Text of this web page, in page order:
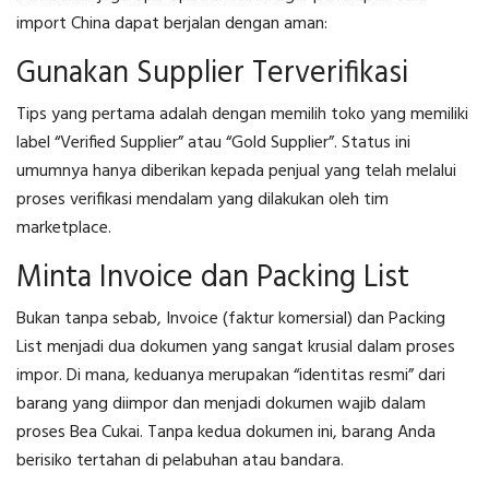
import Chinadapat berjalan dengan aman:
Gunakan Supplier Terverifikasi
Tips yang pertama adalah dengan memilih toko yang memiliki
label “Verified Supplier” atau “Gold Supplier”. Status ini
umumnya hanya diberikan kepada penjual yang telah melalui
proses verifikasi mendalam yang dilakukan oleh tim
marketplace.
Minta Invoice dan Packing List
Bukan tanpa sebab, Invoice (faktur komersial) dan Packing
List menjadi dua dokumen yang sangat krusial dalam proses
impor. Di mana, keduanya merupakan “identitas resmi” dari
barang yang diimpor dan menjadi dokumen wajib dalam
proses Bea Cukai. Tanpa kedua dokumen ini, barang Anda
berisiko tertahan di pelabuhan atau bandara.